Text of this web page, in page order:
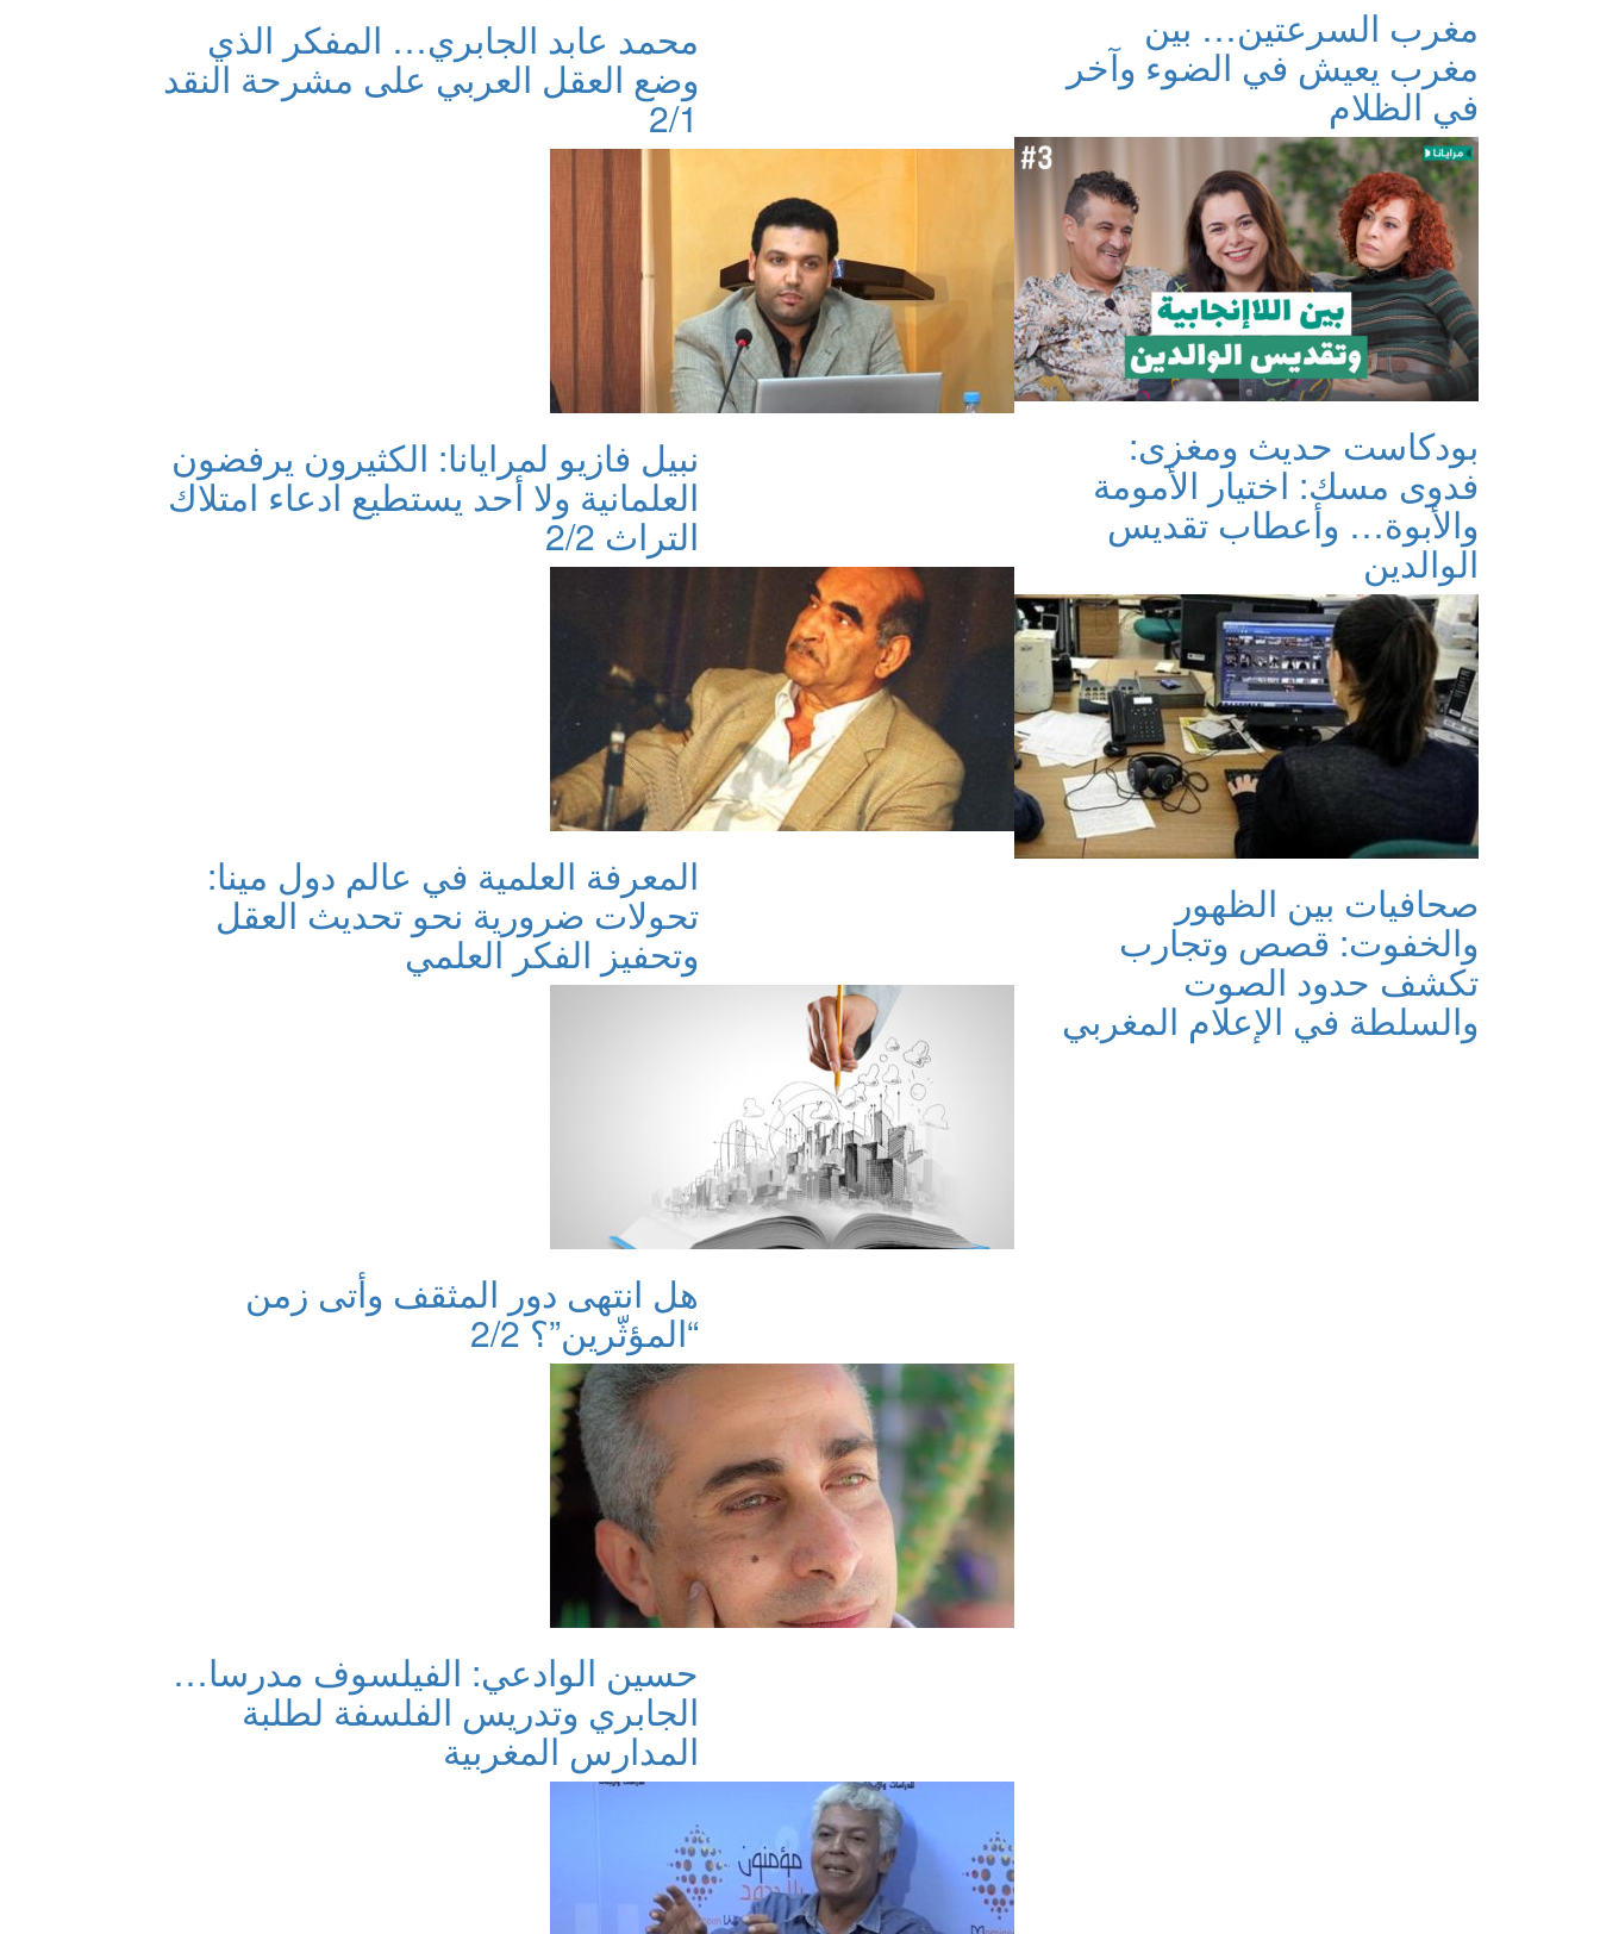
محمد عابد الجابري… المفكر الذي
وضع العقل العربي على مشرحة النقد
2/1
نبيل فازيو لمرايانا: الكثيرون يرفضون
العلمانية ولا أحد يستطيع ادعاء امتلاك
التراث 2/2
المعرفة العلمية في عالم دول مينا:
تحولات ضرورية نحو تحديث العقل
وتحفيز الفكر العلمي
هل انتهى دور المثقف وأتى زمن
“المؤثّرين”؟ 2/2
‏حسين الوادعي: الفيلسوف مدرسا…
الجابري وتدريس الفلسفة لطلبة
المدارس المغربية
مغرب السرعتين… بين
مغرب يعيش في الضوء وآخر
في الظلام
بودكاست حديث ومغزى:
فدوى مسك: اختيار الأمومة
والأبوة… وأعطاب تقديس
الوالدين
صحافيات بين الظهور
والخفوت: قصص وتجارب
تكشف حدود الصوت
والسلطة في الإعلام المغربي